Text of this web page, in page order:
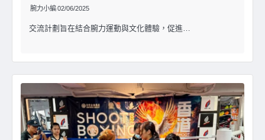
腕力小編02/06/2025
交流計劃旨在結合腕力運動與文化體驗，促進…